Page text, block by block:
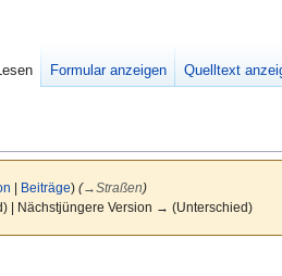
Beiträge) (→Straßen)
| Nächstjüngere Version → (Unterschied)
Formular anzeigen Quelltext